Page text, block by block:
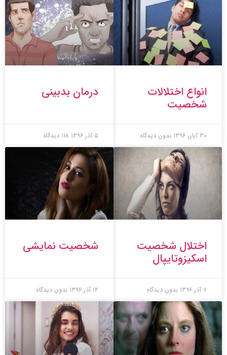
انواع اختلالات
شخصیت
۳۰ آبان ۱۳۹۶ بدون دیدگاه
درمان بدبینی
۵ آذر ۱۳۹۶ ۱۱۸ دیدگاه
اختلال شخصیت
اسکیزوتایپال
۷ آذر ۱۳۹۶ بدون دیدگاه
شخصیت نمایشی
۱۲ آذر ۱۳۹۶ بدون دیدگاه